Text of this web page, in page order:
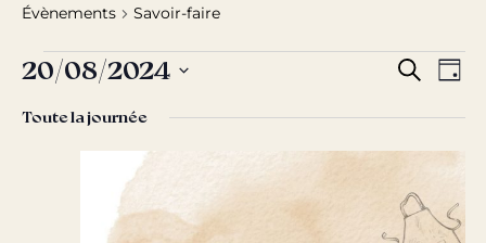
Évènements Savoir-faire
et
de
Recherche
Jour
20/08/2024
une
Toute la journée